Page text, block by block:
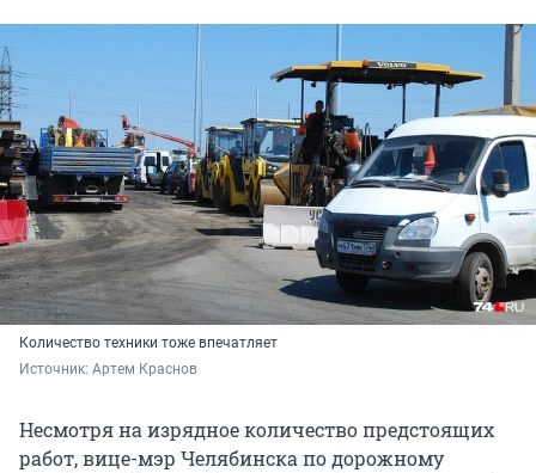
Количество техники тоже впечатляет
Источник: Артем Краснов
Несмотря на изрядное количество предстоящих
работ, вице-мэр Челябинска по дорожному